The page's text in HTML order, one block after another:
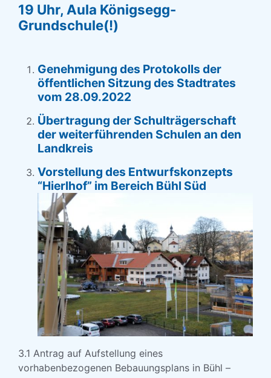
19 Uhr, Aula Königsegg-
Grundschule(!)
Genehmigung des Protokolls der
öffentlichen Sitzung des Stadtrates
vom 28.09.2022
Übertragung der Schulträgerschaft
der weiterführenden Schulen an den
Landkreis
Vorstellung des Entwurfskonzepts
“Hierlhof” im Bereich Bühl Süd
3.1 Antrag auf Aufstellung eines
vorhabenbezogenen Bebauungsplans in Bühl –